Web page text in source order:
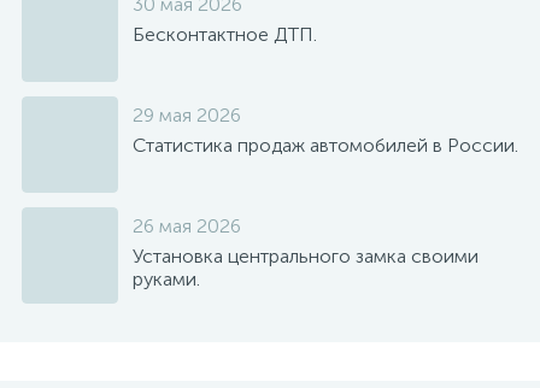
30 мая 2026
Бесконтактное ДТП.
29 мая 2026
Статистика продаж автомобилей в России.
26 мая 2026
Установка центрального замка своими
руками.